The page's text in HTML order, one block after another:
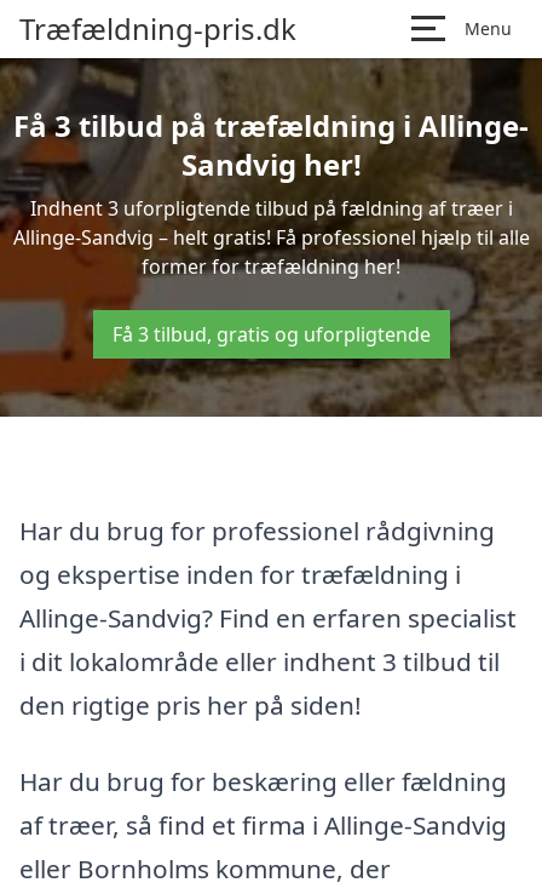
Træfældning-pris.dk Menu
Få 3 tilbud på træfældning i Allinge-
Sandvig her!
Indhent 3 uforpligtende tilbud på fældning af træer i
Allinge-Sandvig – helt gratis! Få professionel hjælp til alle
former for træfældning her!
Få 3 tilbud, gratis og uforpligtende
Har du brug for professionel rådgivning
og ekspertise inden for træfældning i
Allinge-Sandvig? Find en erfaren specialist
i dit lokalområde eller indhent 3 tilbud til
den rigtige pris her på siden!
Har du brug for beskæring eller fældning
af træer, så find et firma i Allinge-Sandvig
eller Bornholms kommune, der